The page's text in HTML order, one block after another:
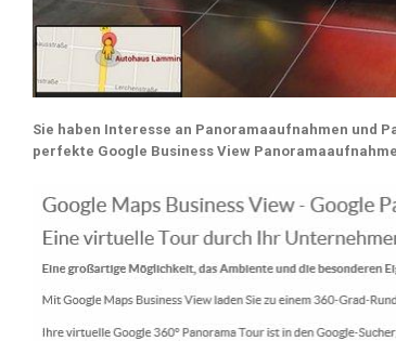
Sie haben Interesse an Panoramaaufnahmen und
perfekte Google Business View